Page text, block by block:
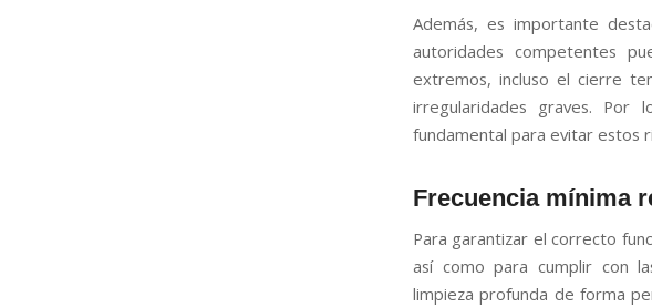
Además, es importante
autoridades competentes
extremos, incluso el cierre
irregularidades graves. Por
fundamental para evitar estos
Frecuencia mínima
Para garantizar el correcto
así como para cumplir con
limpieza profunda de forma